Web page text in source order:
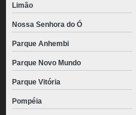
Limão
Nossa Senhora do Ó
Parque Anhembi
Parque Novo Mundo
Parque Vitória
Pompéia